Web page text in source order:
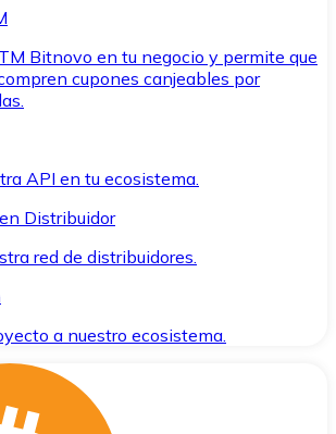
Bitnovo en tu negocio y permite que
cupones canjeables por
API en tu ecosistema.
Distribuidor
red de distribuidores.
a nuestro ecosistema.